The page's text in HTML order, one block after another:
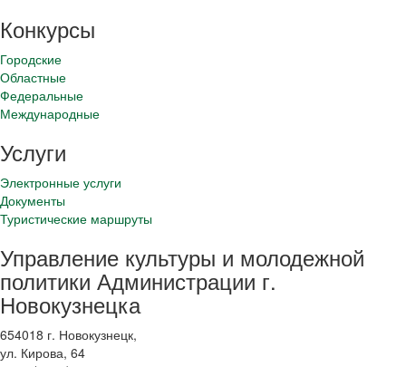
Конкурсы
Городские
Областные
Федеральные
Международные
Услуги
Электронные услуги
Документы
Туристические маршруты
Управление культуры и молодежной
политики Администрации г.
Новокузнецка
654018 г. Новокузнецк,
ул. Кирова, 64